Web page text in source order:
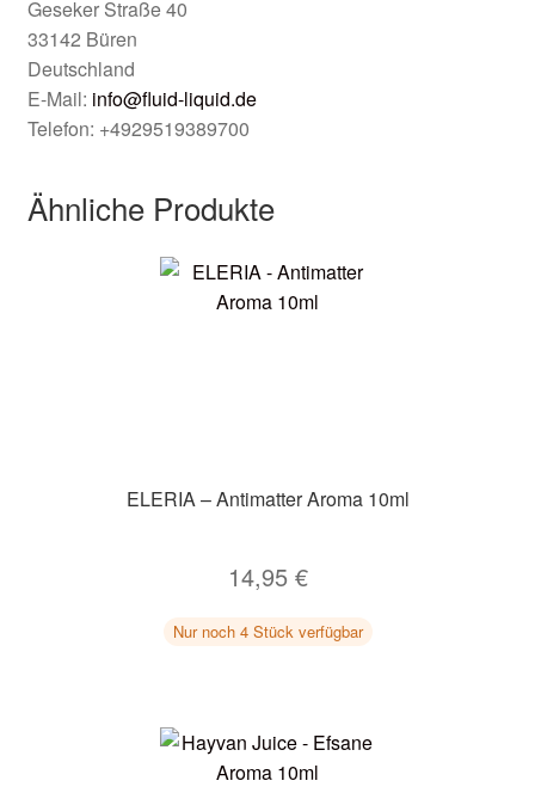
Geseker Straße 40
33142 Büren
Deutschland
E-Mail: info@fluid-liquid.de
Telefon: +4929519389700
Ähnliche Produkte
ELERIA – Antimatter Aroma 10ml
14,95 €
Nur noch 4 Stück verfügbar